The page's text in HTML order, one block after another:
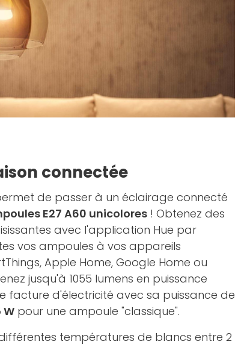
connectée
de passer à un éclairage connecté
E27 A60 unicolores ! Obtenez des
avec l'application Hue par
vos ampoules à vos appareils
Apple Home, Google Home ou
jusqu'à 1055 lumens en puissance
facture d'électricité avec sa puissance de
W pour une ampoule "classique".
températures de blancs entre 2